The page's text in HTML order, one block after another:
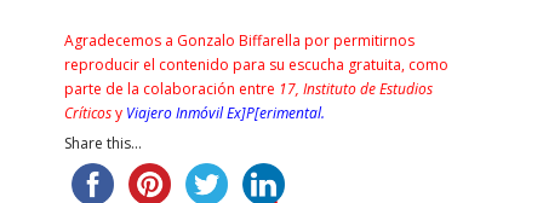
Agradecemos a Gonzalo Biffarella por permitirnos
reproducir el contenido para su escucha gratuita, como
parte de la colaboración entre 17, Instituto de Estudios
Críticosy Viajero Inmóvil Ex]P[erimental.
Share this...